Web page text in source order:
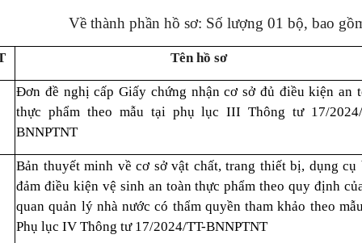
Về thành phần hồ sơ: Số lượng 01 bộ, bao gồm
Tên hồ sơ
Đơn đề nghị cấp Giấy chứng nhận cơ sở đủ điều kiện an
thực phẩm theo mẫu tại phụ lục III Thông tư 17/
BNNPTNT
Bản thuyết minh về cơ sở vật chất, trang thiết bị, dụng cụ
đảm điều kiện vệ sinh an toàn thực phẩm theo quy định
quan quản lý nhà nước có thẩm quyền tham khảo theo
Phụ lục IV Thông tư 17/2024/TT-BNNPTNT